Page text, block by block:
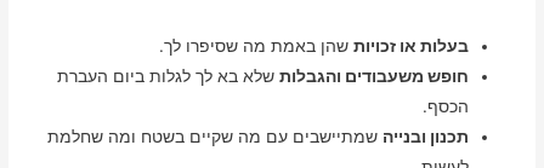
בעלות או זכויות שהן באמת מה שסיפרו לך.
חופש משעבודים והגבלות שלא בא לך לגלות ביום העברת
הכסף.
תכנון ובנייה שמתיישבים עם מה שקיים בשטח ומה שחלמת